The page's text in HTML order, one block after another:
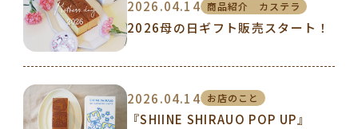
2026.04.14 商品紹介 カステラ
2026母の日ギフト販売スタート！
2026.04.14 お店のこと
『SHIINE SHIRAUO POP UP』